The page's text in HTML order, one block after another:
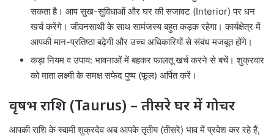
सकता है। आप सुख-सुविधाओं और घर की सजावट (Interior) पर धन
खर्च करेंगे। जीवनसाथी के साथ सामंजस्य बहुत कड़क रहेगा। कार्यक्षेत्र में
आपकी मान-प्रतिष्ठा बढ़ेगी और उच्च अधिकारियों से संबंध मजबूत होंगे।
कड़ा नियम व उपाय: भावनाओं में बहकर फालतू खर्च करने से बचें। शुक्रवार
को माता लक्ष्मी के समक्ष सफेद पुष्प (फूल) अर्पित करें।
वृषभ राशि (Taurus) – तीसरे घर में गोचर
आपकी राशि के स्वामी शुक्रदेव अब आपके तृतीय (तीसरे) भाव में प्रवेश कर रहे हैं,